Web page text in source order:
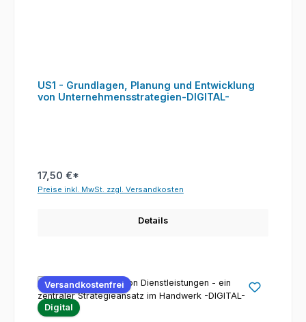
US1 - Grundlagen, Planung und Entwicklung
von Unternehmensstrategien-DIGITAL-
17,50 €*
Preise inkl. MwSt. zzgl. Versandkosten
Details
Versandkostenfrei
Digital